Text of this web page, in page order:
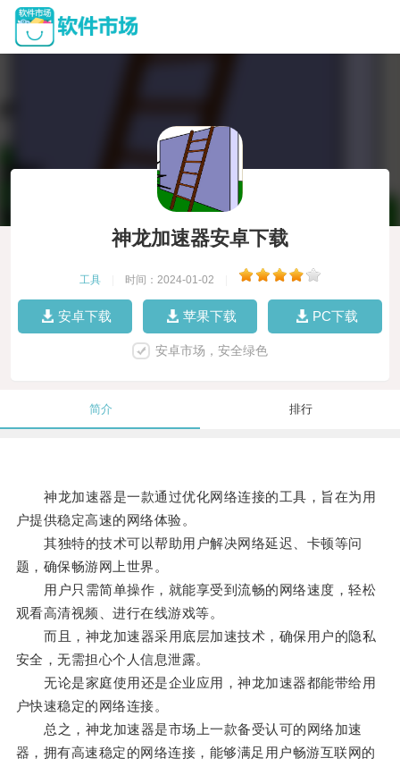
神龙加速器安卓下载
工具 时间：2024-01-02
安卓下载 苹果下载 PC下载
安卓市场，安全绿色
简介 排行
神龙加速器是一款通过优化网络连接的工具，旨在为用
户提供稳定高速的网络体验。
其独特的技术可以帮助用户解决网络延迟、卡顿等问
题，确保畅游网上世界。
用户只需简单操作，就能享受到流畅的网络速度，轻松
观看高清视频、进行在线游戏等。
而且，神龙加速器采用底层加速技术，确保用户的隐私
安全，无需担心个人信息泄露。
无论是家庭使用还是企业应用，神龙加速器都能带给用
户快速稳定的网络连接。
总之，神龙加速器是市场上一款备受认可的网络加速
器，拥有高速稳定的网络连接，能够满足用户畅游互联网的